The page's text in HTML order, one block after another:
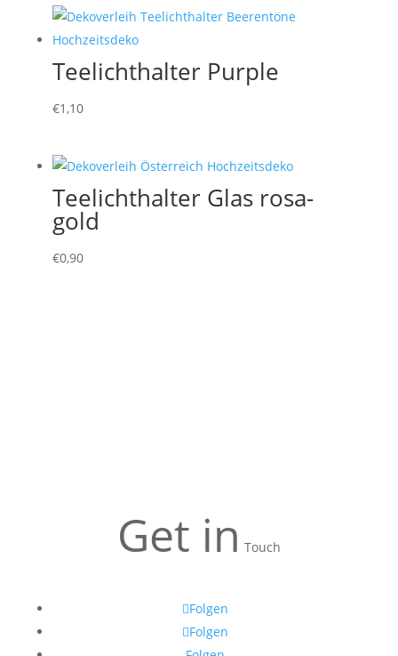
Teelichthalter Purple
€1,10
Teelichthalter Glas rosa-
gold
€0,90
Get in Touch
Folgen
Folgen